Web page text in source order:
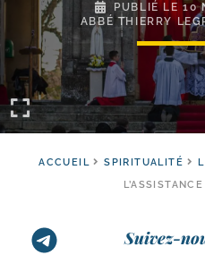
PUBLIÉ LE10
ABBÉ THIERRY
ACCUEIL SPIRITUALITÉ
Suivez-